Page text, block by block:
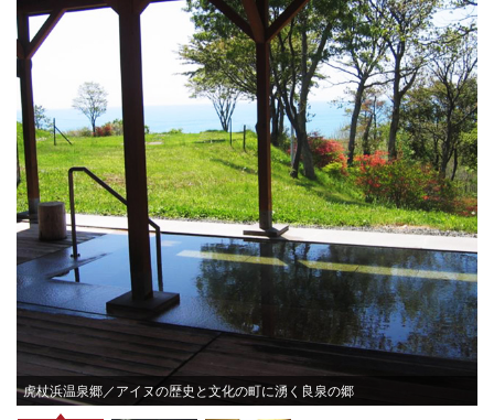
虎杖浜温泉郷／アイヌの歴史と文化の町に湧く良泉の郷